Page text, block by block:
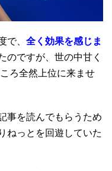
で、 全く効果を感じま
のですが、世の中甘く
ろ全然上位に来ませ
事を読んでもらうため
ねっとを回遊していた